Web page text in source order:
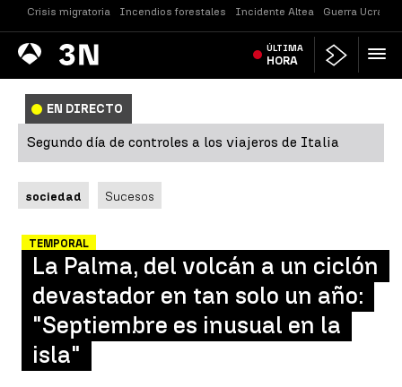
Crisis migratoria Incendios forestales Incidente Altea Guerra Ucrania
Antena
3 Noticias ÚLTIMA
HORA
EN DIRECTO
Segundo día de controles a los viajeros de Italia
sociedad Sucesos
TEMPORAL
La Palma, del volcán a un ciclón
devastador en tan solo un año:
"Septiembre es inusual en la
isla"